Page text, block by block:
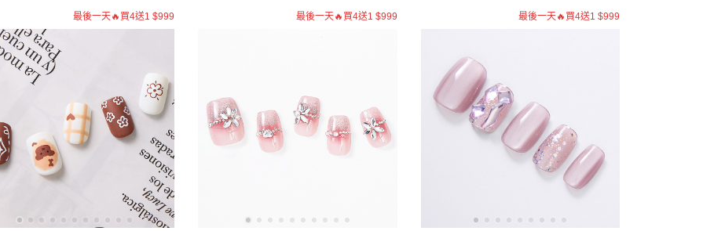
最後一天🔥買4送1 $999 最後一天🔥買4送1 $999 最後一天🔥買4送1 $999